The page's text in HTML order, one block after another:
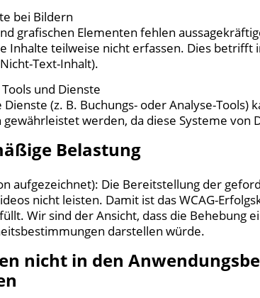
bei Bildern
grafischen Elementen fehlen
Inhalte teilweise nicht erfassen. Dies betrifft
Text-Inhalt).
und Dienste
(z. B. Buchungs- oder Analyse-
gewährleistet werden, da diese Systeme
Belastung
aufgezeichnet): Die Bereitstellung der
nicht leisten. Damit ist das WCAG-
Wir sind der Ansicht, dass die Behebung
darstellen würde.
nicht in den